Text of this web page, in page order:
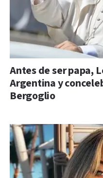
Antes de ser papa,
Argentina y
Bergoglio